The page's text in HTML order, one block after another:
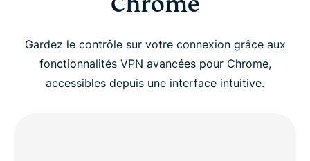
Gardez le contrôle sur votre connexion grâce aux
fonctionnalités VPN avancées pour Chrome,
accessibles depuis une interface intuitive.